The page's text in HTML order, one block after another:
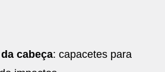
cabeça: capacetes para